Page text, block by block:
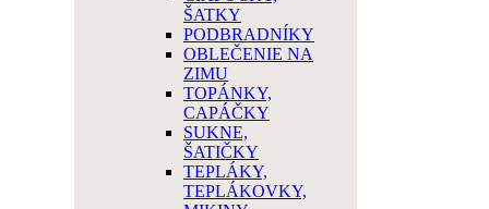
ŠATKY
PODBRADNÍKY
OBLEČENIE NA
ZIMU
TOPÁNKY,
CAPÁČKY
SUKNE,
ŠATIČKY
TEPLÁKY,
TEPLÁKOVKY,